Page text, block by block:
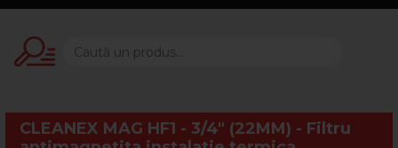
CLEANEX MAG HF1 - 3/4" (22MM) - Filtru